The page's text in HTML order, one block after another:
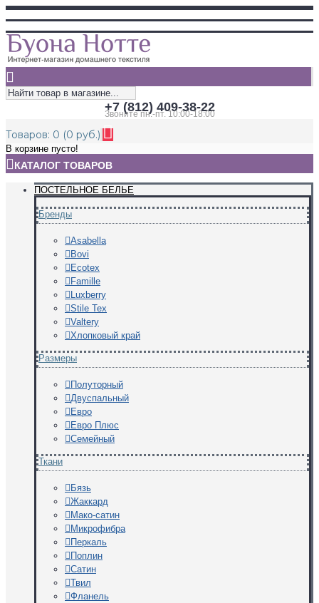
+7 (812) 409-38-22
Звоните пн.-пт. 10:00-18:00
Товаров: 0 (0 руб.)
В корзине пусто!
КАТАЛОГ ТОВАРОВ
ПОСТЕЛЬНОЕ БЕЛЬЕ
Бренды
Asabella
Bovi
Ecotex
Famille
Luxberry
Stile Tex
Valtery
Хлопковый край
Размеры
Полуторный
Двуспальный
Евро
Евро Плюс
Семейный
Ткани
Бязь
Жаккард
Мако-сатин
Микрофибра
Перкаль
Поплин
Сатин
Твил
Фланель